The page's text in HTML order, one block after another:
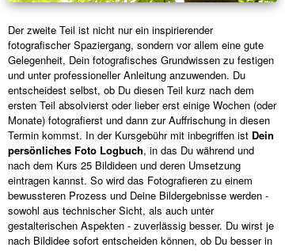
Der zweite Teil ist nicht nur ein inspirierender
fotografischer Spaziergang, sondern vor allem eine gute
Gelegenheit, Dein fotografisches Grundwissen zu festigen
und unter professioneller Anleitung anzuwenden. Du
entscheidest selbst, ob Du diesen Teil kurz nach dem
ersten Teil absolvierst oder lieber erst einige Wochen (oder
Monate) fotografierst und dann zur Auffrischung in diesen
Termin kommst. In der Kursgebühr mit inbegriffen ist Dein
persönliches Foto Logbuch, in das Du während und
nach dem Kurs 25 Bildideen und deren Umsetzung
eintragen kannst. So wird das Fotografieren zu einem
bewussteren Prozess und Deine Bildergebnisse werden -
sowohl aus technischer Sicht, als auch unter
gestalterischen Aspekten - zuverlässig besser. Du wirst je
nach Bildidee sofort entscheiden können, ob Du besser in